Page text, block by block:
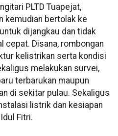
PLTD Tuapejat,
kemudian bertolak ke
dijangkau dan tidak
cepat. Disana, rombongan
kelistrikan serta kondisi
melakukan survei,
terbarukan maupun
di sekitar pulau. Sekaligus
listrik dan kesiapan
Fitri.